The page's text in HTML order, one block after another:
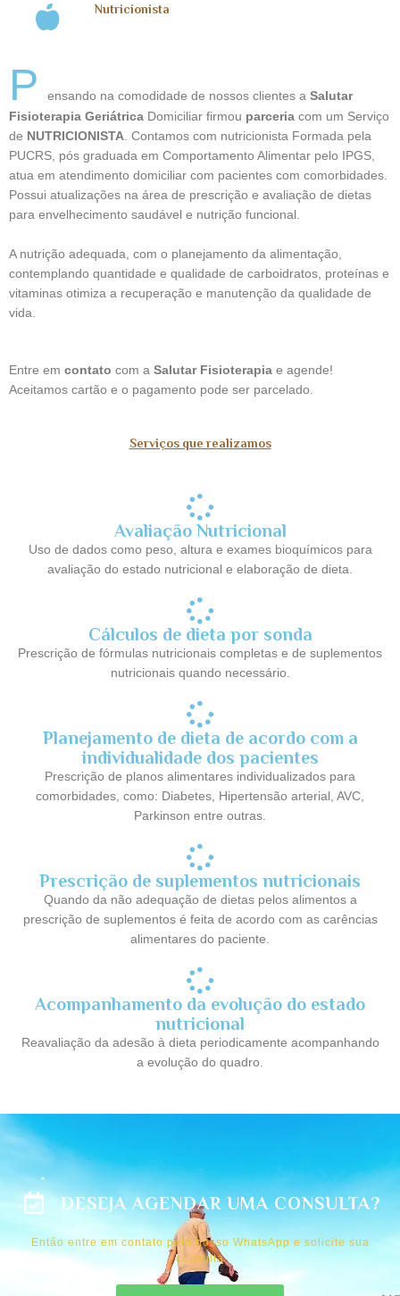
Nutricionista
P ensando na comodidade de nossos clientes a Salutar
Fisioterapia Geriátrica Domiciliar firmou parceria com um Serviço
de NUTRICIONISTA. Contamos com nutricionista Formada pela
PUCRS, pós graduada em Comportamento Alimentar pelo IPGS,
atua em atendimento domiciliar com pacientes com comorbidades.
Possui atualizações na área de prescrição e avaliação de dietas
para envelhecimento saudável e nutrição funcional.
A nutrição adequada, com o planejamento da alimentação,
contemplando quantidade e qualidade de carboidratos, proteínas e
vitaminas otimiza a recuperação e manutenção da qualidade de
vida.
Entre em contato com a Salutar Fisioterapia e agende!
Aceitamos cartão e o pagamento pode ser parcelado.
Serviços que realizamos
Avaliação Nutricional
Uso de dados como peso, altura e exames bioquímicos para
avaliação do estado nutricional e elaboração de dieta.
Cálculos de dieta por sonda
Prescrição de fórmulas nutricionais completas e de suplementos
nutricionais quando necessário.
Planejamento de dieta de acordo com a
individualidade dos pacientes
Prescrição de planos alimentares individualizados para
comorbidades, como: Diabetes, Hipertensão arterial, AVC,
Parkinson entre outras.
Prescrição de suplementos nutricionais
Quando da não adequação de dietas pelos alimentos a
prescrição de suplementos é feita de acordo com as carências
alimentares do paciente.
Acompanhamento da evolução do estado
nutricional
Reavaliação da adesão à dieta periodicamente acompanhando
a evolução do quadro.
DESEJA AGENDAR UMA CONSULTA?
Então entre em contato pelo nosso WhatsApp e solicite sua
consulta